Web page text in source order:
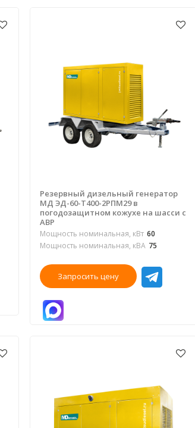
Резервный дизельный генератор
МД ЭД-60-Т400-2РПМ29 в
погодозащитном кожухе на шасси с
АВР
Мощность номинальная, кВт 60
Мощность номинальная, кВА 75
Запросить цену